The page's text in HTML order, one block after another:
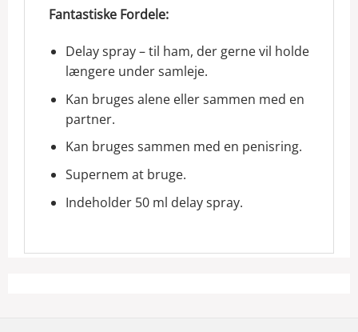
Fantastiske Fordele:
Delay spray – til ham, der gerne vil holde
længere under samleje.
Kan bruges alene eller sammen med en
partner.
Kan bruges sammen med en penisring.
Supernem at bruge.
Indeholder 50 ml delay spray.